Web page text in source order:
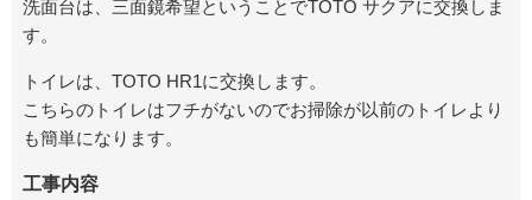
洗面台は、三面鏡希望ということでTOTO サクアに交換しま
す。
トイレは、TOTO HR1に交換します。
こちらのトイレはフチがないのでお掃除が以前のトイレより
も簡単になります。
工事内容